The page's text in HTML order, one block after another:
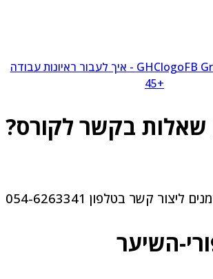
בקשר לקורס?
ליצור קשר בטלפון 054-6263341
השיער